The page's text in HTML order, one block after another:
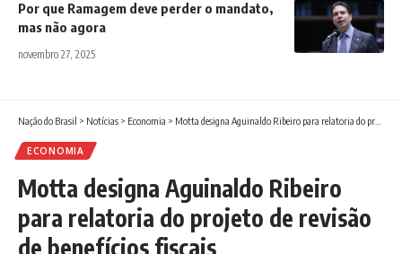
Por que Ramagem deve perder o mandato,
mas não agora
novembro 27, 2025
Nação do Brasil > Notícias > Economia > Motta designa Aguinaldo Ribeiro para relatoria do projeto de revisão de benefícios fiscais
ECONOMIA
Motta designa Aguinaldo Ribeiro
para relatoria do projeto de revisão
de benefícios fiscais